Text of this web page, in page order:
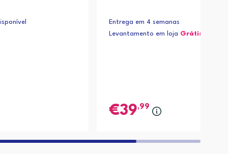
Entrega em 4 semanas
Levantamento em loja Grátis*
39,99